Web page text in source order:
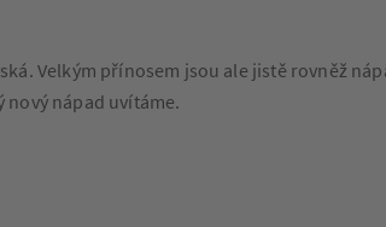
Velkým přínosem jsou ale jistě rovněž
nápad uvítáme.